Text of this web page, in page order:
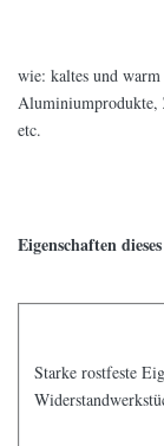
wie: kaltes und
Aluminiumprodukte,
etc.
Eigenschaften
Starke rostfeste